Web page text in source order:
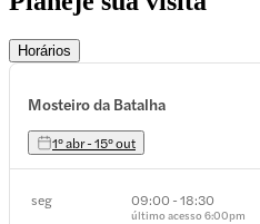
Horários
Mosteiro da Batalha
1º abr - 15º out
seg 09:00 - 18:30
último acesso6:00pm